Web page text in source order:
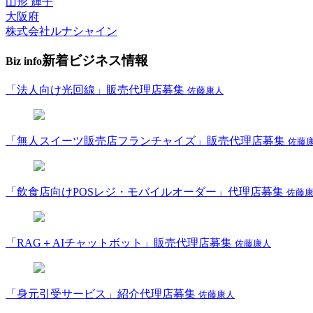
大阪府
株式会社ルナシャイン
Biz info新着ビジネス情報
「法人向け光回線」販売代理店募集 佐藤康人
「無人スイーツ販売店フランチャイズ」販売代理店募集 佐藤
「飲食店向けPOSレジ・モバイルオーダー」代理店募集 佐藤
「RAG＋AIチャットボット」販売代理店募集 佐藤康人
「身元引受サービス」紹介代理店募集 佐藤康人